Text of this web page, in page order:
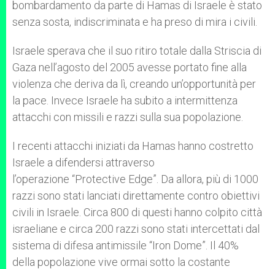
bombardamento da parte di Hamas di Israele è stato
senza sosta, indiscriminata e ha preso di mira i civili.
Israele sperava che il suo ritiro totale dalla Striscia di
Gaza nell’agosto del 2005 avesse portato fine alla
violenza che deriva da lì, creando un’opportunità per
la pace. Invece Israele ha subito a intermittenza
attacchi con missili e razzi sulla sua popolazione.
I recenti attacchi iniziati da Hamas hanno costretto
Israele a difendersi attraverso
l’operazione “Protective Edge”. Da allora, più di 1000
razzi sono stati lanciati direttamente contro obiettivi
civili in Israele. Circa 800 di questi hanno colpito città
israeliane e circa 200 razzi sono stati intercettati dal
sistema di difesa antimissile “Iron Dome”. Il 40%
della popolazione vive ormai sotto la costante